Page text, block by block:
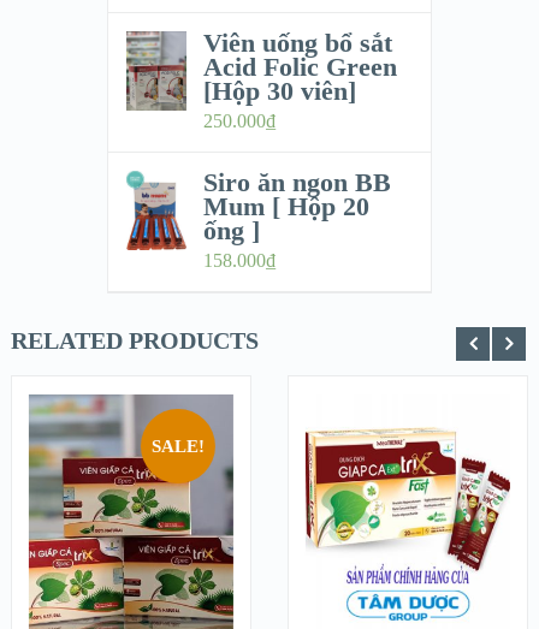
Viên uống bổ sắt
Acid Folic Green
[Hộp 30 viên]
250.000₫
Siro ăn ngon BB
Mum [ Hộp 20
ống ]
158.000₫
RELATED PRODUCTS
SALE!
QUICK LOOK
VIEW
DETAILS
THÊM VÀO
QUICK LOOK
VIEW
DETAILS
THÊM VÀO